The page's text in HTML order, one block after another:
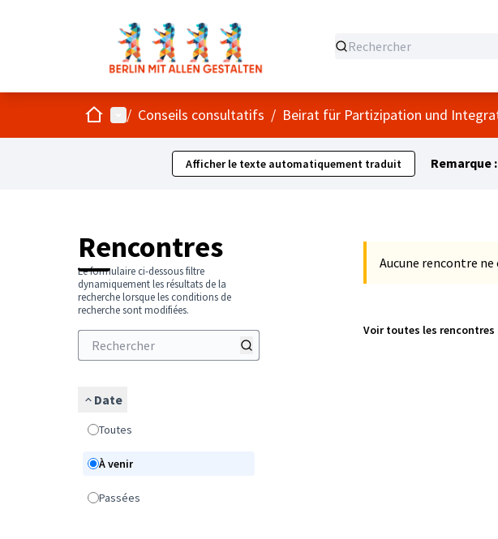
AccueilMenu principal
/ Conseils consultatifs / Beirat für Partizipation und
Afficher le texte automatiquement traduit Remarque :
Rencontres
Le formulaire ci-dessous filtre
dynamiquement les résultats de la
recherche lorsque les conditions de
recherche sont modifiées.
Date
Toutes
À venir
Passées
Aucune rencontre
Voir toutes les rencontres